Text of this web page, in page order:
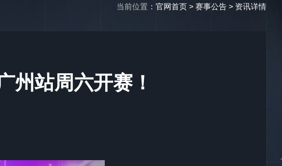
当前位置 ： 官网首页 > 赛事公告 > 资讯详情
州站周六开赛！